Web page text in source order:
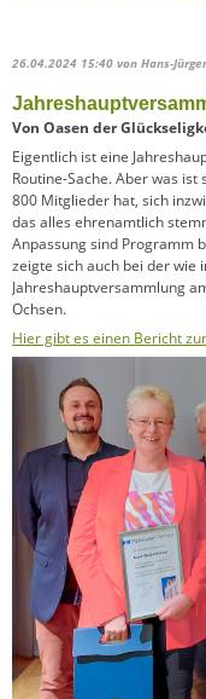
26.04.2024 15:40 von Hans-
Von Oasen der
Eigentlich ist eine
Routine-Sache. Aber was
800 Mitglieder hat, sich
das alles ehrenamtlich
Anpassung sind Programm
zeigte sich auch bei der wie
Jahreshauptversammlung
Ochsen.
Hier gibt es einen Bericht